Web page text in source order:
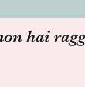
hai